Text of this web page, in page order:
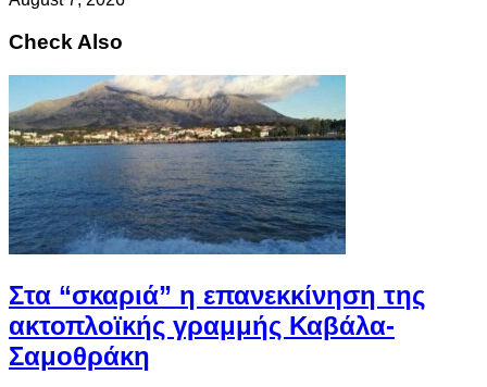
Check Also
Στα “σκαριά” η επανεκκίνηση της
ακτοπλοϊκής γραμμής Καβάλα-
Σαμοθράκη